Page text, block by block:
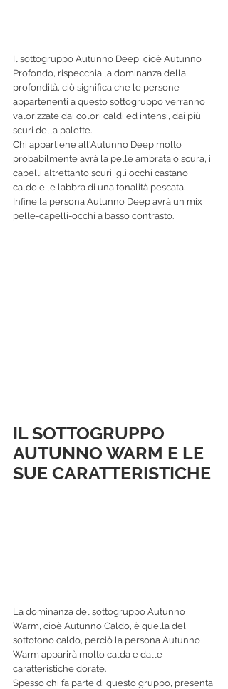
Il sottogruppo Autunno Deep, cioè Autunno
Profondo, rispecchia la dominanza della
profondità, ciò significa che le persone
appartenenti a questo sottogruppo verranno
valorizzate dai colori caldi ed intensi, dai più
scuri della palette.
Chi appartiene all'Autunno Deep molto
probabilmente avrà la pelle ambrata o scura, i
capelli altrettanto scuri, gli occhi castano
caldo e le labbra di una tonalità pescata.
Infine la persona Autunno Deep avrà un mix
pelle-capelli-occhi a basso contrasto.
IL SOTTOGRUPPO
AUTUNNO WARM E LE
SUE CARATTERISTICHE
La dominanza del sottogruppo Autunno
Warm, cioè Autunno Caldo, è quella del
sottotono caldo, perciò la persona Autunno
Warm apparirà molto calda e dalle
caratteristiche dorate.
Spesso chi fa parte di questo gruppo, presenta